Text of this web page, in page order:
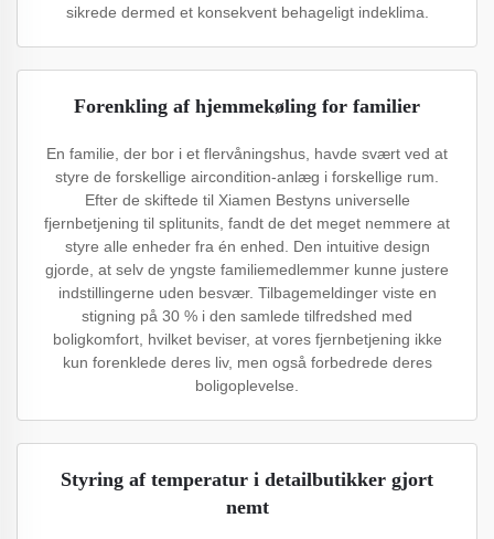
sikrede dermed et konsekvent behageligt indeklima.
Forenkling af hjemmekøling for familier
En familie, der bor i et flervåningshus, havde svært ved at
styre de forskellige aircondition-anlæg i forskellige rum.
Efter de skiftede til Xiamen Bestyns universelle
fjernbetjening til splitunits, fandt de det meget nemmere at
styre alle enheder fra én enhed. Den intuitive design
gjorde, at selv de yngste familiemedlemmer kunne justere
indstillingerne uden besvær. Tilbagemeldinger viste en
stigning på 30 % i den samlede tilfredshed med
boligkomfort, hvilket beviser, at vores fjernbetjening ikke
kun forenklede deres liv, men også forbedrede deres
boligoplevelse.
Styring af temperatur i detailbutikker gjort
nemt